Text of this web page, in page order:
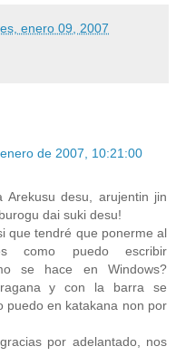
enero 09, 2007
de 2007, 10:21:00
Arekusu desu, arujentin jin
dai suki desu!
que tendré que ponerme al
como puedo escribir
se hace en Windows?
y con la barra se
puedo en katakana non por
por adelantado, nos